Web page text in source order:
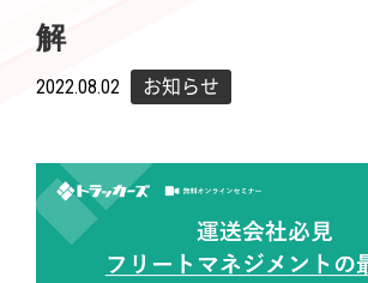
解
2022.08.02 お知らせ